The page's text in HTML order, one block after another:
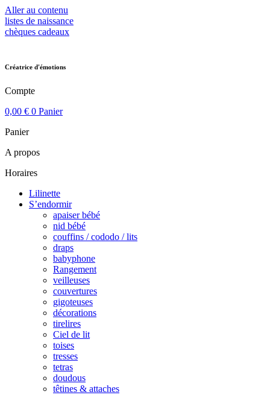
Aller au contenu
listes de naissance
chèques cadeaux
Créatrice d'émotions
Compte
0,00 € 0 Panier
Panier
A propos
Horaires
Lilinette
S’endormir
apaiser bébé
nid bébé
couffins / cododo / lits
draps
babyphone
Rangement
veilleuses
couvertures
gigoteuses
décorations
tirelires
Ciel de lit
toises
tresses
tetras
doudous
têtines & attaches